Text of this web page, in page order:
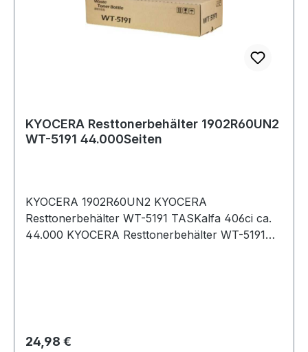
KYOCERA Resttonerbehälter 1902R60UN2
WT-5191 44.000Seiten
KYOCERA 1902R60UN2 KYOCERA
Resttonerbehälter WT-5191 TASKalfa 406ci ca.
44.000 KYOCERA Resttonerbehälter WT-5191
Regulärer Preis:
24,98 €